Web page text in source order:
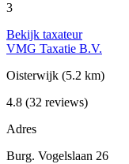
3
Bekijk taxateur
VMG Taxatie B.V.
Oisterwijk (5.2 km)
4.8 (32 reviews)
Adres
Burg. Vogelslaan 26